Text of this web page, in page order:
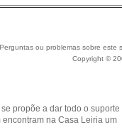
propõe a dar todo o suporte
na Casa Leiria um
Perguntas ou problemas sobre este
Copyright ©